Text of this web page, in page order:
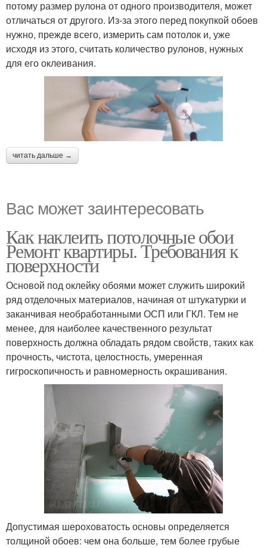
потому размер рулона от одного производителя, может
отличаться от другого. Из-за этого перед покупкой обоев
нужно, прежде всего, измерить сам потолок и, уже
исходя из этого, считать количество рулонов, нужных
для его оклеивания.
читать дальше →
Вас может заинтересовать
Как наклеить потолочные обои
Ремонт квартиры. Требования к
поверхности
Основой под оклейку обоями может служить широкий
ряд отделочных материалов, начиная от штукатурки и
заканчивая необработанными ОСП или ГКЛ. Тем не
менее, для наиболее качественного результат
поверхность должна обладать рядом свойств, таких как
прочность, чистота, целостность, умеренная
гигроскопичность и равномерность окрашивания.
Допустимая шероховатость основы определяется
толщиной обоев: чем она больше, тем более грубые